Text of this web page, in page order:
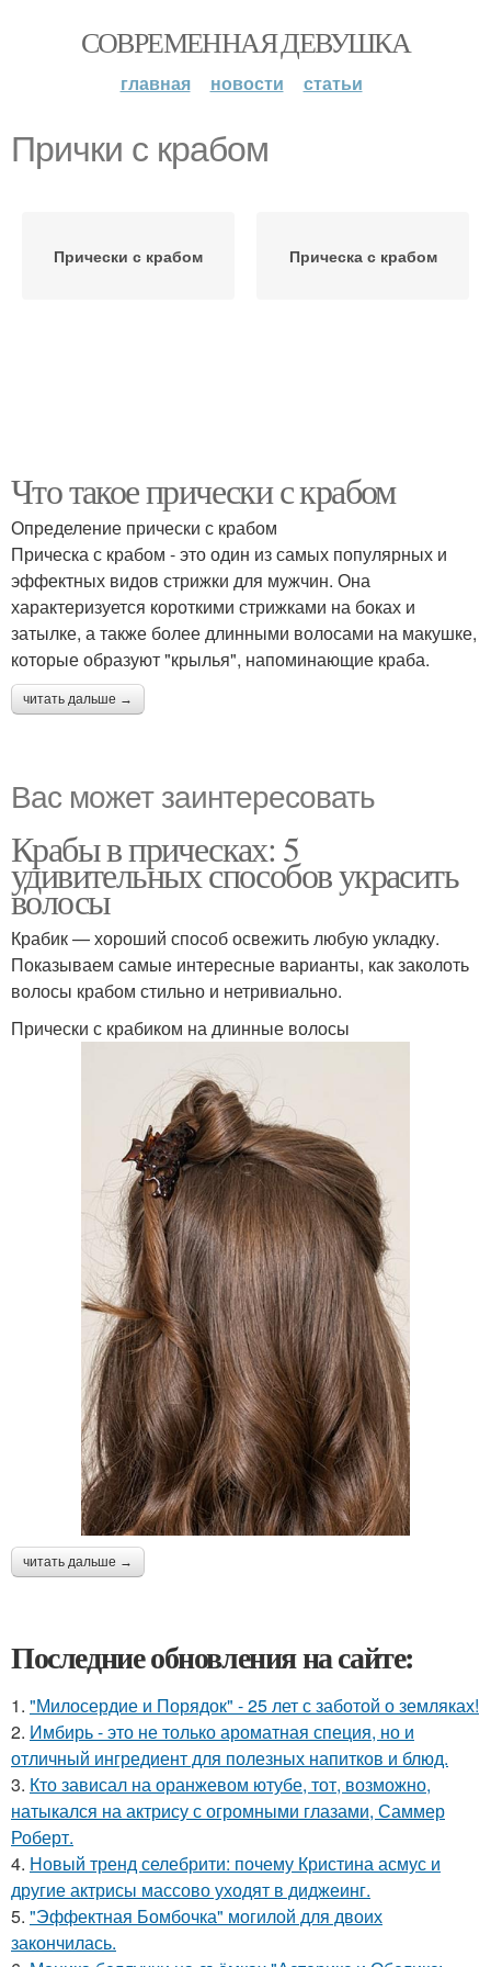
СОВРЕМЕННАЯ ДЕВУШКА
главная новости статьи
Прички с крабом
Прически с крабом Прическа с крабом
Что такое прически с крабом
Определение прически с крабом
Прическа с крабом - это один из самых популярных и
эффектных видов стрижки для мужчин. Она
характеризуется короткими стрижками на боках и
затылке, а также более длинными волосами на макушке,
которые образуют "крылья", напоминающие краба.
читать дальше →
Вас может заинтересовать
Крабы в прическах: 5
удивительных способов украсить
волосы
Крабик — хороший способ освежить любую укладку.
Показываем самые интересные варианты, как заколоть
волосы крабом стильно и нетривиально.
Прически с крабиком на длинные волосы
читать дальше →
Последние обновления на сайте:
1. "Милосердие и Порядок" - 25 лет с заботой о земляках!
2. Имбирь - это не только ароматная специя, но и
отличный ингредиент для полезных напитков и блюд.
3. Кто зависал на оранжевом ютубе, тот, возможно,
натыкался на актрису с огромными глазами, Саммер
Роберт.
4. Новый тренд селебрити: почему Кристина асмус и
другие актрисы массово уходят в диджеинг.
5. "Эффектная Бомбочка" могилой для двоих
закончилась.